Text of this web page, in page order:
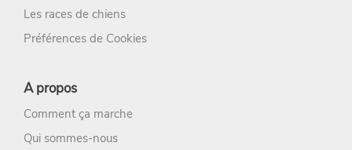
Les races de chiens
Préférences de Cookies
A propos
Comment ça marche
Qui sommes-nous